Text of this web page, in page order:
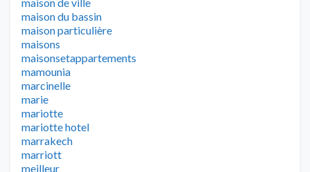
maison du bassin
maison particulière
maisons
maisonsetappartements
mamounia
marcinelle
marie
mariotte
mariotte hotel
marrakech
marriott
meilleur